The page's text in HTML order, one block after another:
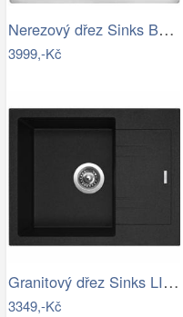
Nerezový dřez Sinks BLOCKER 550 V 1mm…
3999,-Kč
Granitový dřez Sinks LINEA 600 N…
3349,-Kč